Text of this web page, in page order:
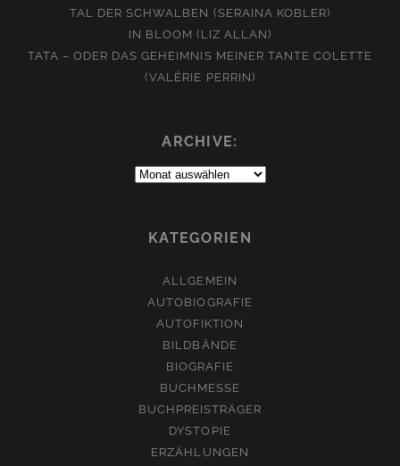
TAL DER SCHWALBEN (SERAINA KOBLER)
IN BLOOM (LIZ ALLAN)
TATA – ODER DAS GEHEIMNIS MEINER TANTE COLETTE
(VALÉRIE PERRIN)
ARCHIVE:
Archive:
KATEGORIEN
ALLGEMEIN
AUTOBIOGRAFIE
AUTOFIKTION
BILDBÄNDE
BIOGRAFIE
BUCHMESSE
BUCHPREISTRÄGER
DYSTOPIE
ERZÄHLUNGEN